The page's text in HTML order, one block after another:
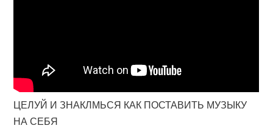
ЦЕЛУЙ И ЗНАКЛМЬСЯ КАК ПОСТАВИТЬ МУЗЫКУ
НА СЕБЯ